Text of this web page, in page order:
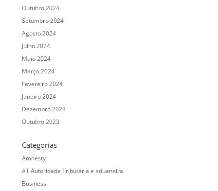
Outubro 2024
Setembro 2024
Agosto 2024
Julho 2024
Maio 2024
Março 2024
Fevereiro 2024
Janeiro 2024
Dezembro 2023
Outubro 2023
Categorias
Amnesty
AT Autoridade Tributária e aduaneira
Business